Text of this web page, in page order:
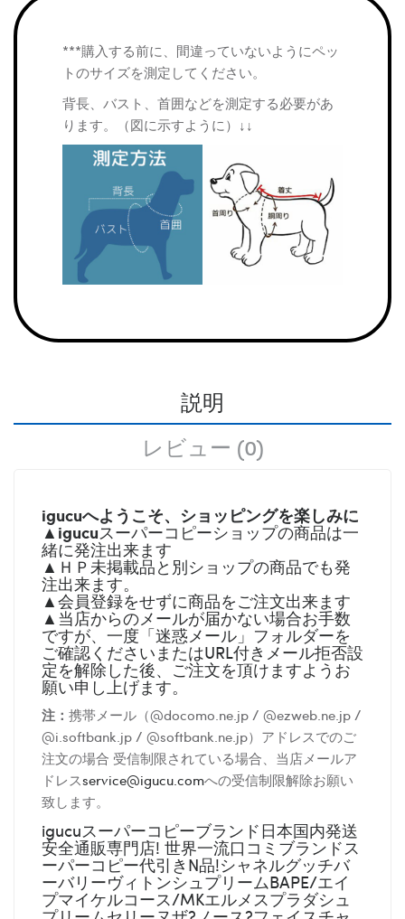
***購入する前に、間違っていないようにペッ
トのサイズを測定してください。
背長、バスト、首囲などを測定する必要があ
ります。（図に示すように）↓↓
説明
レビュー (0)
igucuへようこそ、ショッピングを楽しみに
▲ igucuスーパーコピーショップの商品は一
緒に発注出来ます
▲ＨＰ未掲載品と別ショップの商品でも発
注出来ます。
▲会員登録をせずに商品をご注文出来ます
▲当店からのメールが届かない場合お手数
ですが、一度「迷惑メール」フォルダーを
ご確認くださいまたはURL付きメール拒否設
定を解除した後、ご注文を頂けますようお
願い申し上げます。
注： 携帯メール（@docomo.ne.jp / @ezweb.ne.jp /
@i.softbank.jp / @softbank.ne.jp）アドレスでのご
注文の場合 受信制限されている場合、当店メールア
ドレスservice@igucu.comへの受信制限解除お願い
致します。
igucuスーパーコピーブランド日本国内発送
安全通販専門店! 世界一流口コミブランドス
ーパーコピー代引きN品!シャネルグッチバ
ーバリーヴィトンシュプリームBAPE/エイ
プマイケルコース/MKエルメスプラダシュ